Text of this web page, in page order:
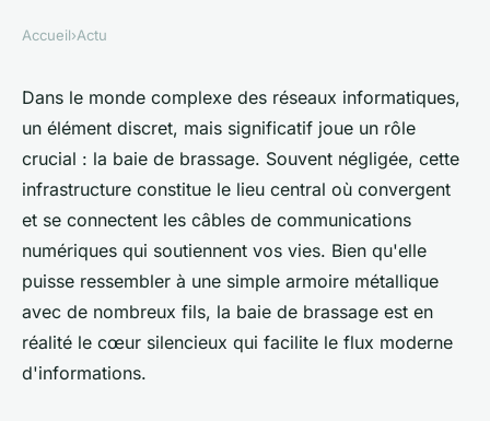
Les arcanes cruciales de baie
de brassage au sein des
réseaux informatiques
alison •20 décembre 2023•3 min de lecture
Accueil›Actu
Dans le monde complexe des réseaux informatiques,
un élément discret, mais significatif joue un rôle
crucial : la baie de brassage. Souvent négligée, cette
infrastructure constitue le lieu central où convergent
et se connectent les câbles de communications
numériques qui soutiennent vos vies. Bien qu'elle
puisse ressembler à une simple armoire métallique
avec de nombreux fils, la baie de brassage est en
réalité le cœur silencieux qui facilite le flux moderne
d'informations.